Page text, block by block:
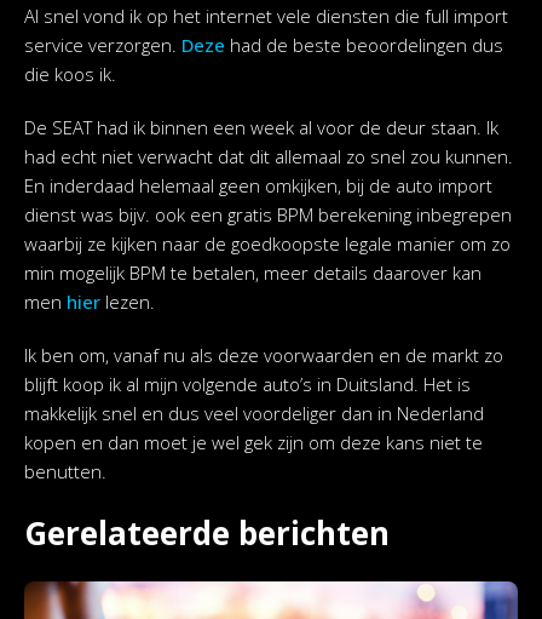
Al snel vond ik op het internet vele diensten die full import
service verzorgen. Deze had de beste beoordelingen dus
die koos ik.
De SEAT had ik binnen een week al voor de deur staan. Ik
had echt niet verwacht dat dit allemaal zo snel zou kunnen.
En inderdaad helemaal geen omkijken, bij de auto import
dienst was bijv. ook een gratis BPM berekening inbegrepen
waarbij ze kijken naar de goedkoopste legale manier om zo
min mogelijk BPM te betalen, meer details daarover kan
men hier lezen.
Ik ben om, vanaf nu als deze voorwaarden en de markt zo
blijft koop ik al mijn volgende auto’s in Duitsland. Het is
makkelijk snel en dus veel voordeliger dan in Nederland
kopen en dan moet je wel gek zijn om deze kans niet te
benutten.
Gerelateerde berichten